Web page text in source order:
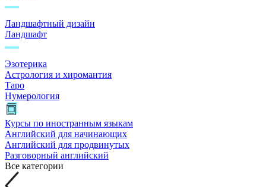
Ландшафтный дизайн
Ландшафт
Эзотерика
Астрология и хиромантия
Таро
Нумерология
Курсы по иностранным языкам
Английский для начинающих
Английский для продвинутых
Разговорный английский
Все категории